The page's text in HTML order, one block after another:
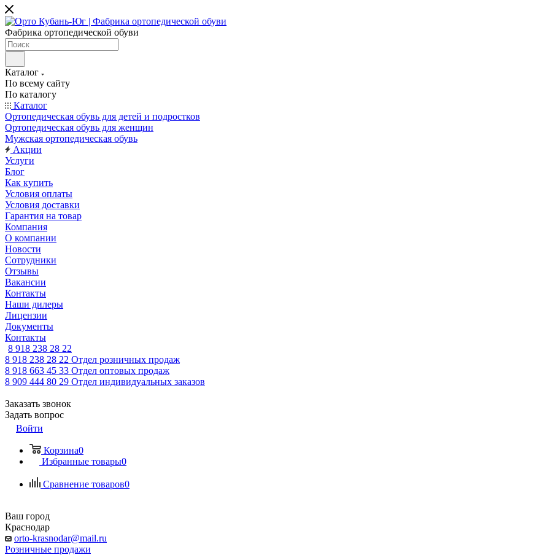
Фабрика ортопедической обуви
Каталог
По всему сайту
По каталогу
Каталог
Ортопедическая обувь для детей и подростков
Ортопедическая обувь для женщин
Мужская ортопедическая обувь
Акции
Услуги
Блог
Как купить
Условия оплаты
Условия доставки
Гарантия на товар
Компания
О компании
Новости
Сотрудники
Отзывы
Вакансии
Контакты
Наши дилеры
Лицензии
Документы
Контакты
8 918 238 28 22
8 918 238 28 22 Отдел розничных продаж
8 918 663 45 33 Отдел оптовых продаж
8 909 444 80 29 Отдел индивидуальных заказов
Заказать звонок
Задать вопрос
Войти
Корзина0
Избранные товары0
Сравнение товаров0
Ваш город
Краснодар
orto-krasnodar@mail.ru
Розничные продажи